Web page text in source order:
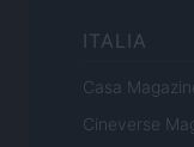
ITALIA
Casa
Cineverse